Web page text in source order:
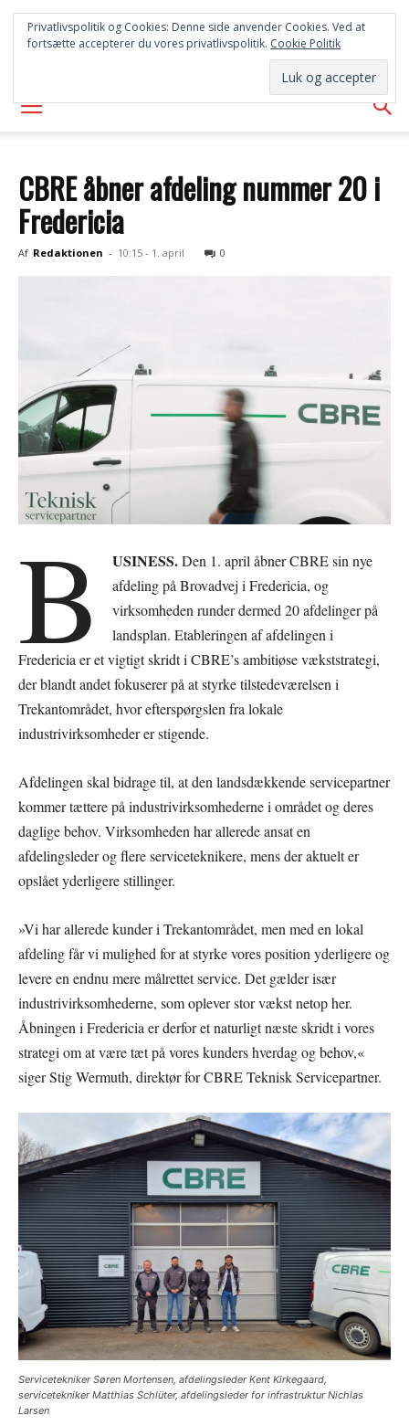
SYD
AVISEN
CBRE åbner afdeling nummer 20 i
Fredericia
Af Redaktionen - 10:15 - 1. april 0
B USINESS.Den 1. april åbner CBRE sin nye
afdeling på Brovadvej i Fredericia, og
virksomheden runder dermed 20 afdelinger på
landsplan. Etableringen af afdelingen i
Fredericia er et vigtigt skridt i CBRE’s ambitiøse vækststrategi,
der blandt andet fokuserer på at styrke tilstedeværelsen i
Trekantområdet, hvor efterspørgslen fra lokale
industrivirksomheder er stigende.
Afdelingen skal bidrage til, at den landsdækkende servicepartner
kommer tættere på industrivirksomhederne i området og deres
daglige behov. Virksomheden har allerede ansat en
afdelingsleder og flere serviceteknikere, mens der aktuelt er
opslået yderligere stillinger.
»Vi har allerede kunder i Trekantområdet, men med en lokal
afdeling får vi mulighed for at styrke vores position yderligere og
levere en endnu mere målrettet service. Det gælder især
industrivirksomhederne, som oplever stor vækst netop her.
Åbningen i Fredericia er derfor et naturligt næste skridt i vores
strategi om at være tæt på vores kunders hverdag og behov,«
siger Stig Wermuth, direktør for CBRE Teknisk Servicepartner.
Servicetekniker Søren Mortensen, afdelingsleder Kent Kirkegaard,
servicetekniker Matthias Schlüter, afdelingsleder for infrastruktur Nichlas
Larsen
Privatlivspolitik og Cookies: Denne side anvender Cookies. Ved at
fortsætte accepterer du vores privatlivspolitik. Cookie Politik